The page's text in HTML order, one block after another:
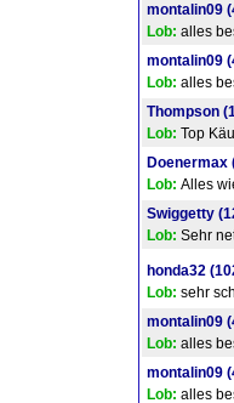
montalin09
Lob: alles
montalin09
Lob: alles
Thompson
Lob: Top
Doenermax
Lob: Alles
Swiggetty
Lob: Sehr
honda32
Lob: sehr
montalin09
Lob: alles
montalin09
Lob: alles